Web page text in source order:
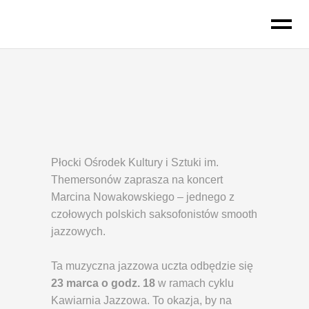
Płocki Ośrodek Kultury i Sztuki im.
Themersonów zaprasza na koncert
Marcina Nowakowskiego – jednego z
czołowych polskich saksofonistów smooth
jazzowych.
Ta muzyczna jazzowa uczta odbędzie się
23 marca o godz. 18 w ramach cyklu
Kawiarnia Jazzowa. To okazja, by na